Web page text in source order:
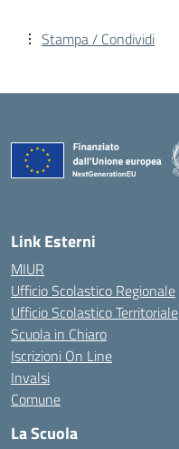
Stampa / Condividi
Link Esterni
MIUR
Ufficio Scolastico Regionale
Ufficio Scolastico Territoriale
Scuola in Chiaro
Iscrizioni On Line
Invalsi
Comune
La Scuola